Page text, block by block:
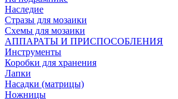
Наследие
Стразы для мозаики
Схемы для мозаики
АППАРАТЫ И ПРИСПОСОБЛЕНИЯ
Инструменты
Коробки для хранения
Лапки
Насадки (матрицы)
Ножницы